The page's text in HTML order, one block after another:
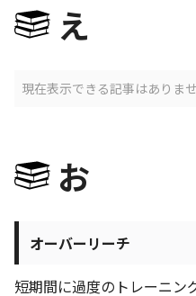
え
現在表示できる記事はありませ
お
オーバーリーチ
短期間に過度のトレーニン